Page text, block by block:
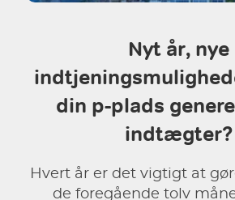
Nyt år, nye
din p-plads
indtægter?
Hvert år er det vigtigt at
de foregående tolv